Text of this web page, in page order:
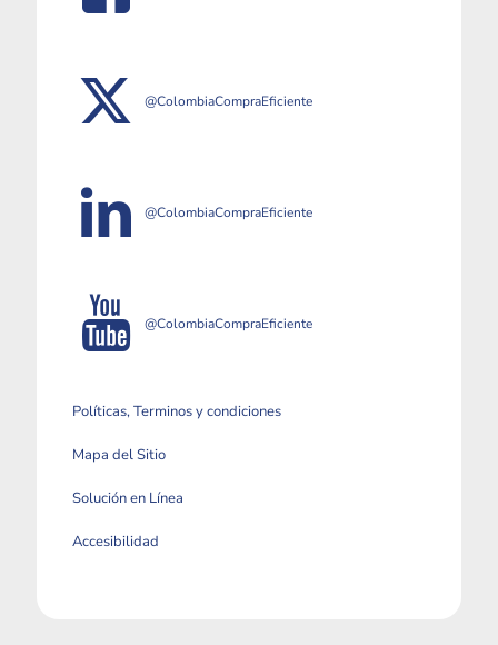
@ColombiaCompraEficiente
@ColombiaCompraEficiente
@ColombiaCompraEficiente
Políticas, Terminos y condiciones
Mapa del Sitio
Solución en Línea
Accesibilidad